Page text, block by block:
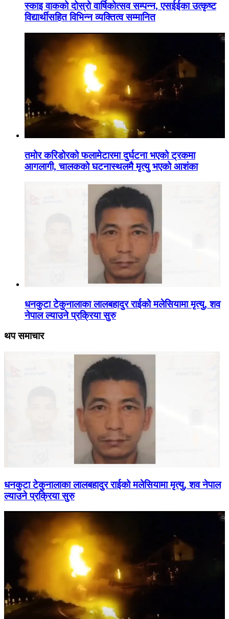
स्काइ वाकको दोस्रो वार्षिकोत्सव सम्पन्न, एसईईका उत्कृष्ट
विद्यार्थीसहित विभिन्न व्यक्तित्व सम्मानित
तमोर करिडोरको फलामेटारमा दुर्घटना भएको ट्रकमा
आगलागी, चालकको घटनास्थलमै मृत्यु भएको आशंका
धनकुटा टेकुनालाका लालबहादुर राईको मलेसियामा मृत्यु, शव
नेपाल ल्याउने प्रक्रिया सुरु
थप समाचार
धनकुटा टेकुनालाका लालबहादुर राईको मलेसियामा मृत्यु, शव नेपाल
ल्याउने प्रक्रिया सुरु